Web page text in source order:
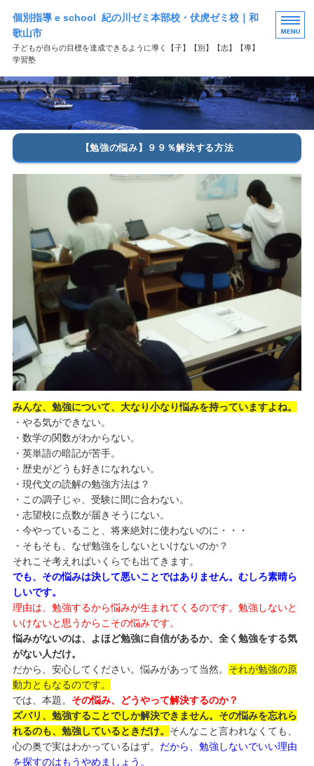
個別指導 e school 紀の川ゼミ本部校・伏虎ゼミ校｜和
歌山市
子どもが自らの目標を達成できるように導く【子】【別】【志】【導】
学習塾
HOME
選ばれる理由
学習塾コース案内
お問い合わせ
【勉強の悩み】９９％解決する方法
みんな、勉強について、大なり小なり悩みを持っていますよね。
・やる気ができない。
・数学の関数がわからない。
・英単語の暗記が苦手。
・歴史がどうも好きになれない。
・現代文の読解の勉強方法は？
・この調子じゃ、受験に間に合わない。
・志望校に点数が届きそうにない。
・今やっていること、将来絶対に使わないのに・・・
・そもそも、なぜ勉強をしないといけないのか？
それこそ考えればいくらでも出てきます。
でも、その悩みは決して悪いことではありません。むしろ素晴ら
しいです。
理由は、勉強するから悩みが生まれてくるのです。勉強しないと
いけないと思うからこその悩みです。
悩みがないのは、よほど勉強に自信があるか、全く勉強をする気
がない人だけ。
だから、安心してください。悩みがあって当然。 それが勉強の原
動力ともなるのです。
では、本題。 その悩み、どうやって解決するのか？
ズバリ、勉強することでしか解決できません。その悩みを忘れら
れるのも、勉強しているときだけ。 そんなこと言われなくても、
心の奥で実はわかっているはず。 だから、勉強しないでいい理由
を探すのはもうやめましょう。